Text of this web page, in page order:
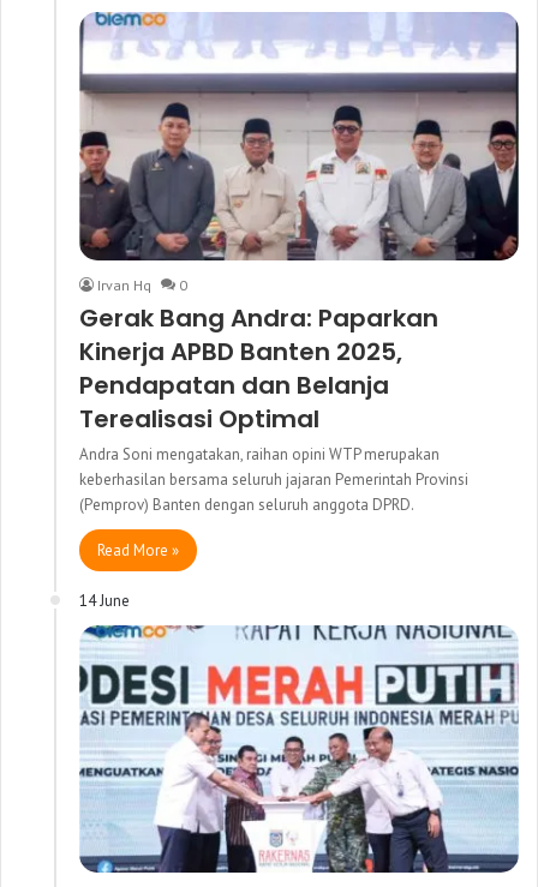
Irvan Hq 0
Gerak Bang Andra: Paparkan
Kinerja APBD Banten 2025,
Pendapatan dan Belanja
Terealisasi Optimal
Andra Soni mengatakan, raihan opini WTP merupakan
keberhasilan bersama seluruh jajaran Pemerintah Provinsi
(Pemprov) Banten dengan seluruh anggota DPRD.
Read More »
14 June